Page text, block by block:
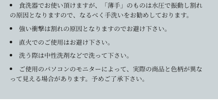
食洗器でお使い頂けますが、「薄手」のものは水圧で振動し割れ
の原因となりますので、なるべく手洗いをお勧めしております。
強い衝撃は割れの原因となりますのでお避け下さい。
直火でのご使用はお避け下さい。
洗う際は中性洗剤などで洗って下さい。
ご使用のパソコンのモニターによって、実際の商品と色柄が異な
って見える場合があります。予めご了承下さい。